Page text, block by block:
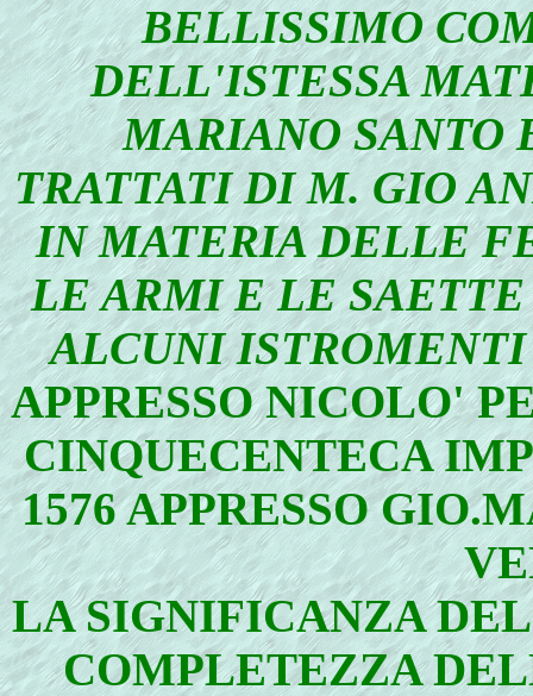
BELLISSIMO
DELL'ISTESSA
MARIANO SANTO
TRATTATI DI M. GIO
IN MATERIA DELLE
LE ARMI E LE
ALCUNI
APPRESSO NICOLO'
CINQUECENTECA
1576 APPRESSO
LA SIGNIFICANZA
COMPLETEZZA